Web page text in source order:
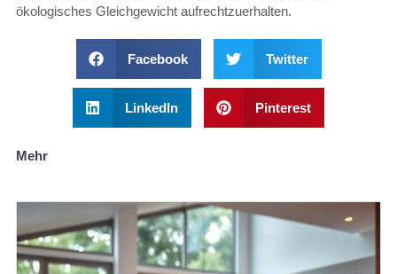
ökologisches Gleichgewicht aufrechtzuerhalten.
Facebook Twitter
LinkedIn Pinterest
Mehr